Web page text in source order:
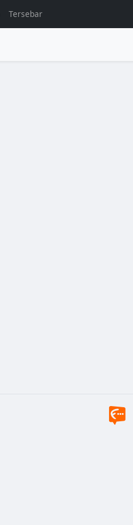
Tersebar